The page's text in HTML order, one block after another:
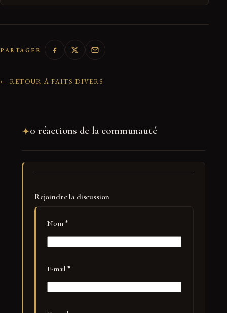
PARTAGER
← RETOUR À FAITS DIVERS
0 réactions de la communauté
Rejoindre la discussion
Nom *
E-mail *